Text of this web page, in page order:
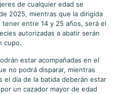
de cualquier edad se
2025, mientras que la dirigida
entre 14 y 25 años, será el
autorizadas a abatir serán
cupo.
estar acompañadas en el
no podrá disparar, mientras
el día de la batida deberán estar
un cazador mayor de edad